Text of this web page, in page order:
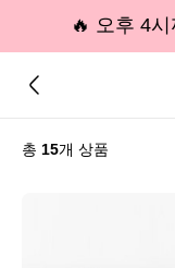
🔥 오후 4
총 15개 상품